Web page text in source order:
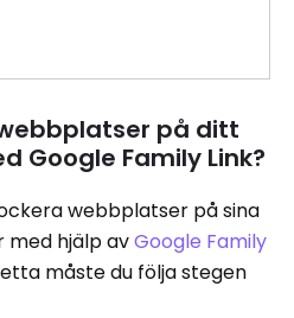
på ditt
Google Family Link?
webbplatser på sina
med hjälp avGoogle Family
måste du följa stegen